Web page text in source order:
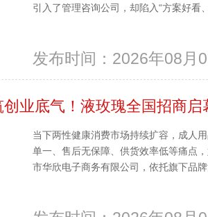
引入了管理咨询公司，却陷入“方案好看
发布时间：2026年08月
业底气！液玫瑰全国招商
当下两性健康消费市场持续扩容，成人
单一、售后无保障、供货效率低等痛点
市华欣电子商务有限公司，依托旗下品